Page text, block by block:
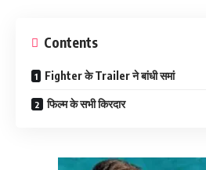
Contents
Fighter के Trailer ने बांधी समां
फिल्म के सभी किरदार